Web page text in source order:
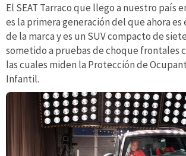
El SEAT Tarraco que llego a nuestro país
es la primera generación del que ahora
de la marca y es un SUV compacto de
sometido a pruebas de choque frontales
las cuales miden la Protección de
Infantil.